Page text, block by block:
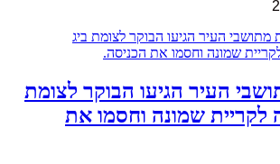
העיר הגיעו הבוקר לצומת
לקריית שמונה וחסמו את